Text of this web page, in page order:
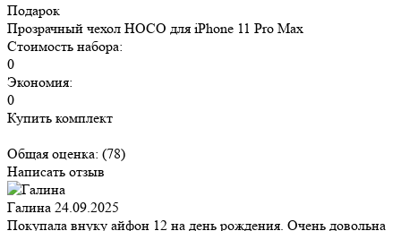
Подарок
Прозрачный чехол HOCO для iPhone 11 Pro Max
Стоимость набора:
0
Экономия:
0
Купить комплект
Общая оценка: (78)
Написать отзыв
Галина 24.09.2025
Покупала внуку айфон 12 на день рождения. Очень довольна